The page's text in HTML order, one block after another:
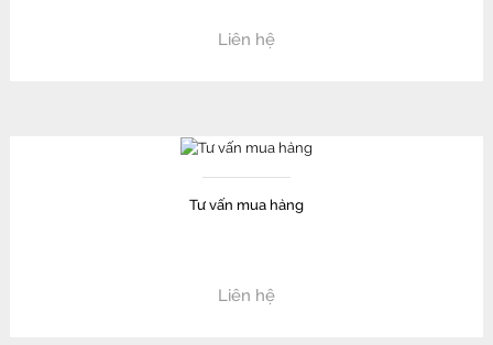
Liên hệ
Tư vấn mua hàng
Liên hệ